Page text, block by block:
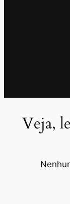
Veja,